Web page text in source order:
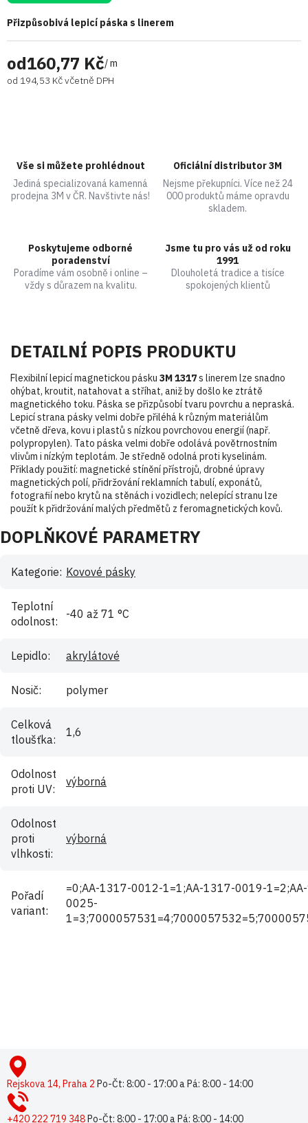
od160,77 Kč/ m
od 194,53 Kčvčetně DPH
Přizpůsobivá lepicí páska s linerem
Vše si můžete prohlédnout
Jediná specializovaná kamenná
prodejna 3M v ČR. Navštivte nás!
Oficiální distributor 3M
Nejsme překupníci. Více než 24
000 produktů máme opravdu
skladem.
Poskytujeme odborné
poradenství
Poradíme vám osobně i online –
vždy s důrazem na kvalitu.
Jsme tu pro vás už od roku
1991
Dlouholetá tradice a tisíce
spokojených klientů
DETAILNÍ POPIS PRODUKTU
Flexibilní lepicí magnetickou pásku 3M 1317s linerem lze snadno
ohýbat, kroutit, natahovat a stříhat, aniž by došlo ke ztrátě
magnetického toku. Páska se přizpůsobí tvaru povrchu a nepraská.
Lepicí strana pásky velmi dobře přiléhá k různým materiálům
včetně dřeva, kovu i plastů s nízkou povrchovou energií (např.
polypropylen). Tato páska velmi dobře odolává povětrnostním
vlivům i nízkým teplotám. Je středně odolná proti kyselinám.
Přiklady použití: magnetické stínění přístrojů, drobné úpravy
magnetických polí, přidržování reklamních tabulí, exponátů,
fotografií nebo krytů na stěnách i vozidlech; nelepící stranu lze
použít k přidržování malých předmětů z feromagnetických kovů.
DOPLŇKOVÉ PARAMETRY
Kategorie: Kovové pásky
Teplotní
odolnost:
-40 až 71 °C
Lepidlo: akrylátové
Nosič: polymer
Celková
tloušťka:
1,6
Odolnost
proti UV:
výborná
Odolnost
proti
vlhkosti:
výborná
Pořadí
variant:
=0;AA-1317-0012-1=1;AA-1317-0019-
0025-
pRejskova 14, Praha 2 Po-Čt: 8:00 - 17:00 a Pá: 8:00 - 14:00
+420 222 719 348Po-Čt: 8:00 - 17:00 a Pá: 8:00 - 14:00